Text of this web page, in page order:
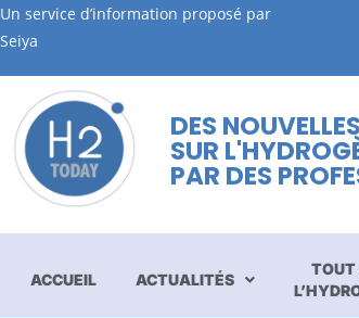
Un service d’information proposé par
Seiya
DES
SUR
PAR DES
ACCUEIL ACTUALITÉS
TOUT